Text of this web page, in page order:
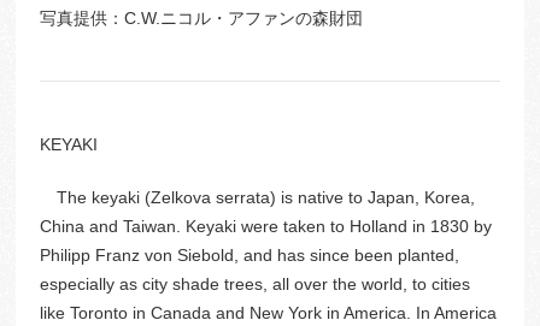
写真提供：C.W.ニコル・アファンの森財団
KEYAKI
The keyaki (Zelkova serrata) is native to Japan, Korea,
China and Taiwan. Keyaki were taken to Holland in 1830 by
Philipp Franz von Siebold, and has since been planted,
especially as city shade trees, all over the world, to cities
like Toronto in Canada and New York in America. In America